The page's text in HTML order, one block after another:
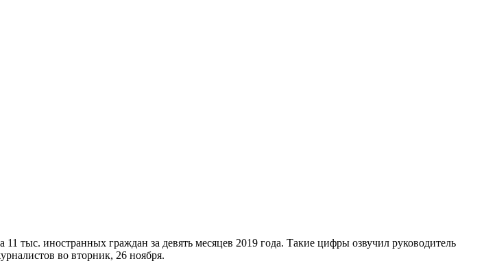
тыс. иностранных граждан за девять месяцев 2019 года. Такие цифры озвучил руководитель
во вторник, 26 ноября.